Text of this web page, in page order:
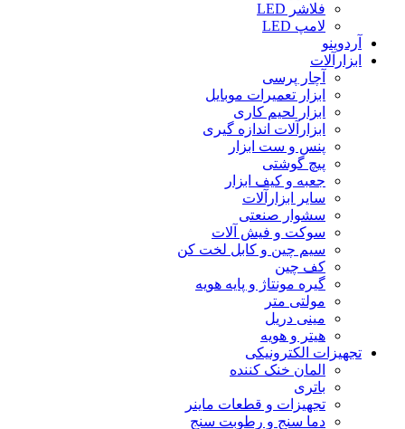
فلاشر LED
لامپ LED
آردوینو
ابزارآلات
آچار پرسی
ابزار تعمیرات موبایل
ابزار لحیم کاری
ابزارآلات اندازه گیری
پنس و ست ابزار
پیچ گوشتی
جعبه و کیف ابزار
سایر ابزارآلات
سشوار صنعتی
سوکت و فیش آلات
سیم چین و کابل لخت کن
کف چین
گیره مونتاژ و پایه هویه
مولتی متر
مینی دریل
هیتر و هویه
تجهیزات الکترونیکی
المان خنک کننده
باتری
تجهیزات و قطعات ماینر
دما سنج و رطوبت سنج